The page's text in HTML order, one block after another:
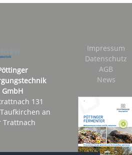
GmbH
131
an
Trattnach
Impressum
Datenschutz
AGB
News